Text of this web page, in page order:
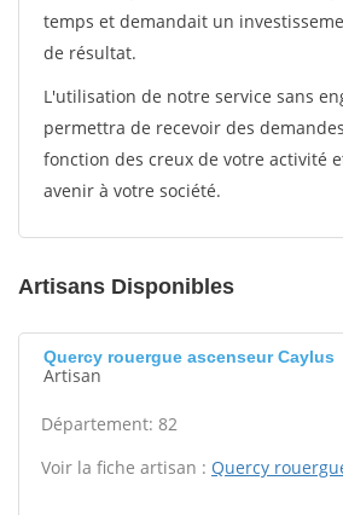
temps et demandait un
de résultat.
L'utilisation de notre service sans
permettra de recevoir des
fonction des creux de votre activité
avenir à votre société.
Artisans Disponibles
Quercy rouergue ascenseur Caylus
Artisan
Département: 82
Voir la fiche artisan : Quercy